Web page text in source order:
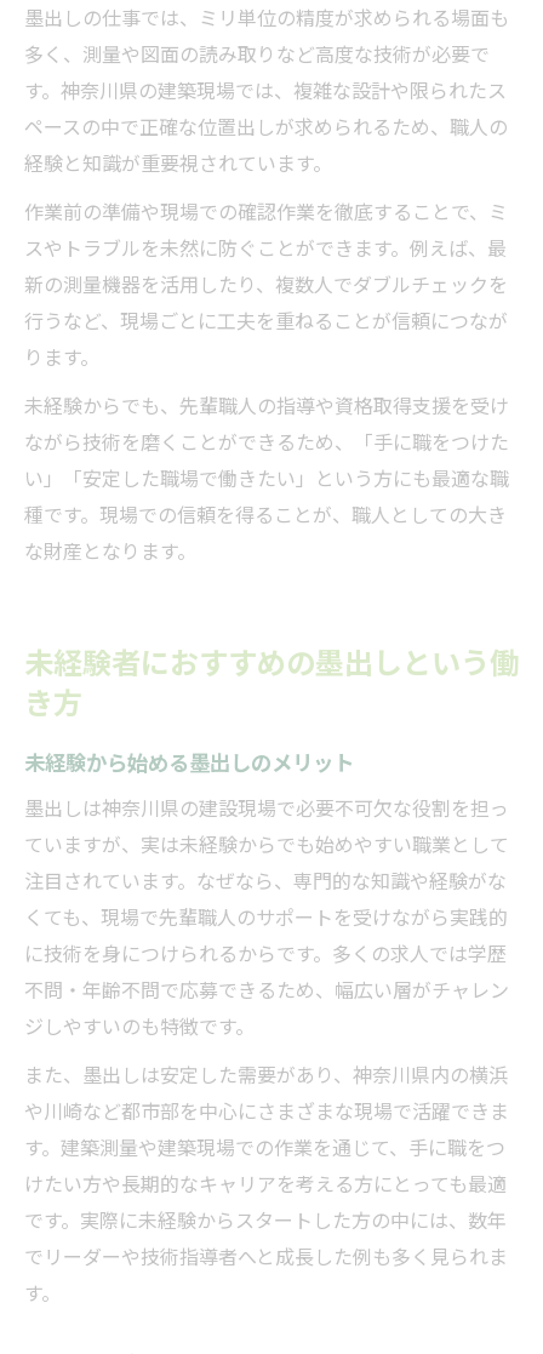
墨出しの仕事では、ミリ単位の精度が求められる場面も
多く、測量や図面の読み取りなど高度な技術が必要で
す。神奈川県の建築現場では、複雑な設計や限られたス
ペースの中で正確な位置出しが求められるため、職人の
経験と知識が重要視されています。
作業前の準備や現場での確認作業を徹底することで、ミ
スやトラブルを未然に防ぐことができます。例えば、最
新の測量機器を活用したり、複数人でダブルチェックを
行うなど、現場ごとに工夫を重ねることが信頼につなが
ります。
未経験からでも、先輩職人の指導や資格取得支援を受け
ながら技術を磨くことができるため、「手に職をつけた
い」「安定した職場で働きたい」という方にも最適な職
種です。現場での信頼を得ることが、職人としての大き
な財産となります。
未経験者におすすめの墨出しという働
き方
未経験から始める墨出しのメリット
墨出しは神奈川県の建設現場で必要不可欠な役割を担っ
ていますが、実は未経験からでも始めやすい職業として
注目されています。なぜなら、専門的な知識や経験がな
くても、現場で先輩職人のサポートを受けながら実践的
に技術を身につけられるからです。多くの求人では学歴
不問・年齢不問で応募できるため、幅広い層がチャレン
ジしやすいのも特徴です。
また、墨出しは安定した需要があり、神奈川県内の横浜
や川崎など都市部を中心にさまざまな現場で活躍できま
す。建築測量や建築現場での作業を通じて、手に職をつ
けたい方や長期的なキャリアを考える方にとっても最適
です。実際に未経験からスタートした方の中には、数年
でリーダーや技術指導者へと成長した例も多く見られま
す。